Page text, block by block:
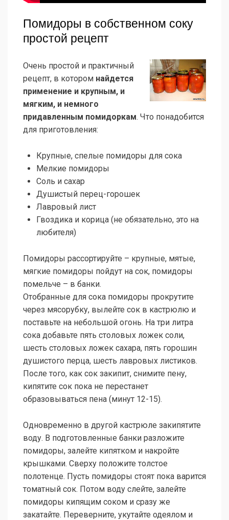
Помидоры в собственном соку
простой рецепт
Очень простой и практичный
рецепт, в котором найдется
применение и крупным, и
мягким, и немного
придавленным помидоркам. Что понадобится
для приготовления:
Крупные, спелые помидоры для сока
Мелкие помидоры
Соль и сахар
Душистый перец-горошек
Лавровый лист
Гвоздика и корица (не обязательно, это на
любителя)
Помидоры рассортируйте – крупные, мятые,
мягкие помидоры пойдут на сок, помидоры
помельче – в банки.
Отобранные для сока помидоры прокрутите
через мясорубку, вылейте сок в кастрюлю и
поставьте на небольшой огонь. На три литра
сока добавьте пять столовых ложек соли,
шесть столовых ложек сахара, пять горошин
душистого перца, шесть лавровых листиков.
После того, как сок закипит, снимите пену,
кипятите сок пока не перестанет
образовываться пена (минут 12-15).
Одновременно в другой кастрюле закипятите
воду. В подготовленные банки разложите
помидоры, залейте кипятком и накройте
крышками. Сверху положите толстое
полотенце. Пусть помидоры стоят пока варится
томатный сок. Потом воду слейте, залейте
помидоры кипящим соком и сразу же
закатайте. Переверните, укутайте одеялом и